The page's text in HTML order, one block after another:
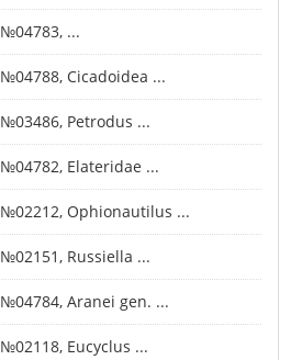
№04783, ...
№04788, Cicadoidea ...
№03486, Petrodus ...
№04782, Elateridae ...
№02212, Ophionautilus ...
№02151, Russiella ...
№04784, Aranei gen. ...
№02118, Eucyclus ...